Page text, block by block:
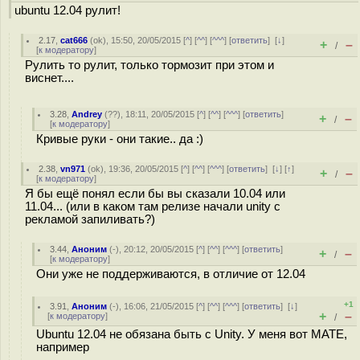
ubuntu 12.04 рулит!
2.17 ,cat666 (ok), 15:50, 20/05/2015 [^] [^^] [^^^] [ответить][↓]
[к модератору] + / –
Рулить то рулит, только тормозит при этом и
виснет....
3.28 ,Andrey (??), 18:11, 20/05/2015 [^] [^^] [^^^] [ответить]
[к модератору] + / –
Кривые руки - они такие.. да :)
2.38 ,vn971 (ok), 19:36, 20/05/2015 [^] [^^] [^^^] [ответить][↓] [↑]
[к модератору] + / –
Я бы ещё понял если бы вы сказали 10.04 или
11.04... (или в каком там релизе начали unity с
рекламой запиливать?)
3.44 ,Аноним (-), 20:12, 20/05/2015 [^] [^^] [^^^] [ответить]
[к модератору] + / –
Они уже не поддерживаются, в отличие от 12.04
3.91 ,Аноним (-), 16:06, 21/05/2015 [^] [^^] [^^^] [ответить][↓]
[к модератору]
+1
+ / –
Ubuntu 12.04 не обязана быть с Unity. У меня вот MATE,
например